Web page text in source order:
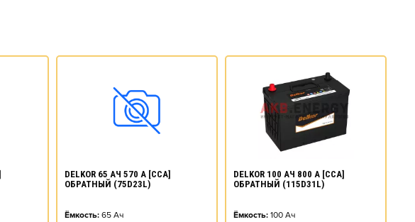
DELKOR 65 АЧ 570 А [CCA]
ОБРАТНЫЙ (75D23L)
Ёмкость: 65Ач
DELKOR 100 АЧ 800 А [CCA]
ОБРАТНЫЙ (115D31L)
Ёмкость: 100Ач